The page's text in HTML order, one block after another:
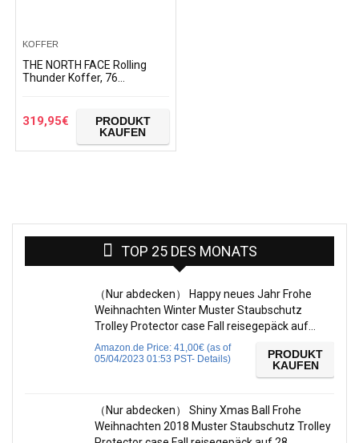
KOFFER
THE NORTH FACE Rolling
Thunder Koffer, 76
319,95€
PRODUKT
KAUFEN
TOP 25 DES MONATS
（Nur abdecken） Happy neues Jahr Frohe
Weihnachten Winter Muster Staubschutz
Trolley Protector case Fall reisegepäck auf…
Amazon.de Price: 41,00€ (as of
05/04/2023 01:53 PST- Details)
PRODUKT
KAUFEN
（Nur abdecken） Shiny Xmas Ball Frohe
Weihnachten 2018 Muster Staubschutz Trolley